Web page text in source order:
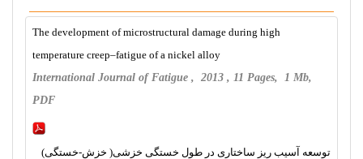
The development of microstructural damage during high
temperature creep–fatigue of a nickel alloy
International Journal of Fatigue , 2013 , 11 Pages, 1 Mb,
PDF
توسعه آسیب ریز ساختاری در طول خستگی خزشی( خزش-خستگی)